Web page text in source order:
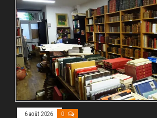
6 août 2026 0